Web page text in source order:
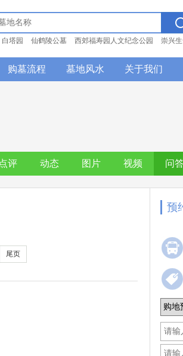
白塔园 仙鹤陵公墓 西郊福寿园人文纪念公园
崇兴
购墓流程 墓地风水 关于我们
点评 动态 图片 视频 问
尾页
预